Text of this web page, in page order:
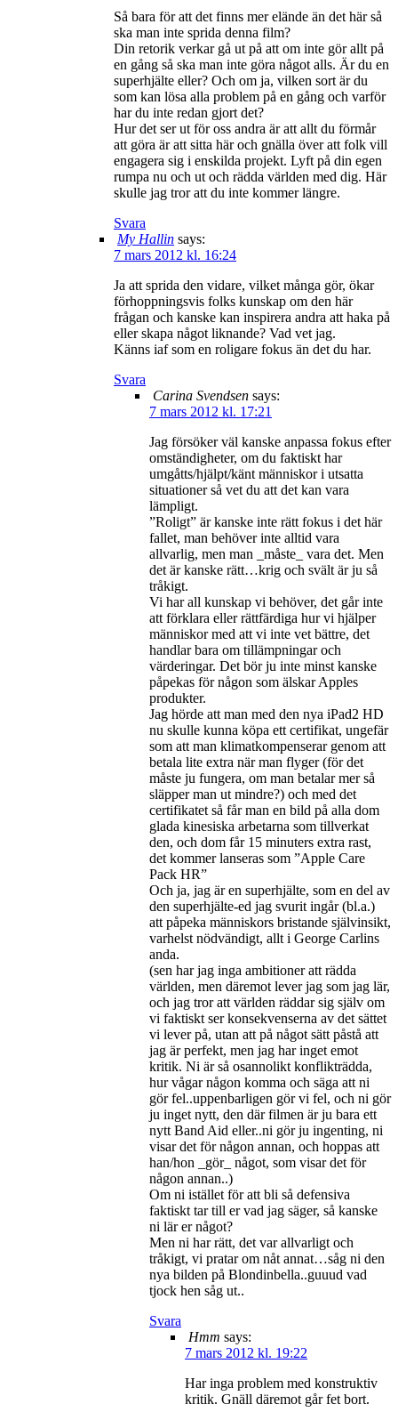
Så bara för att det finns mer elände än det här så
ska man inte sprida denna film?
Din retorik verkar gå ut på att om inte gör allt på
en gång så ska man inte göra något alls. Är du en
superhjälte eller? Och om ja, vilken sort är du
som kan lösa alla problem på en gång och varför
har du inte redan gjort det?
Hur det ser ut för oss andra är att allt du förmår
att göra är att sitta här och gnälla över att folk vill
engagera sig i enskilda projekt. Lyft på din egen
rumpa nu och ut och rädda världen med dig. Här
skulle jag tror att du inte kommer längre.
Svara
My Hallin says:
7 mars 2012 kl. 16:24
Ja att sprida den vidare, vilket många gör, ökar
förhoppningsvis folks kunskap om den här
frågan och kanske kan inspirera andra att haka på
eller skapa något liknande? Vad vet jag.
Känns iaf som en roligare fokus än det du har.
Svara
Carina Svendsen says:
7 mars 2012 kl. 17:21
Jag försöker väl kanske anpassa fokus efter
omständigheter, om du faktiskt har
umgåtts/hjälpt/känt människor i utsatta
situationer så vet du att det kan vara
lämpligt.
”Roligt” är kanske inte rätt fokus i det här
fallet, man behöver inte alltid vara
allvarlig, men man _måste_ vara det. Men
det är kanske rätt…krig och svält är ju så
tråkigt.
Vi har all kunskap vi behöver, det går inte
att förklara eller rättfärdiga hur vi hjälper
människor med att vi inte vet bättre, det
handlar bara om tillämpningar och
värderingar. Det bör ju inte minst kanske
påpekas för någon som älskar Apples
produkter.
Jag hörde att man med den nya iPad2 HD
nu skulle kunna köpa ett certifikat, ungefär
som att man klimatkompenserar genom att
betala lite extra när man flyger (för det
måste ju fungera, om man betalar mer så
släpper man ut mindre?) och med det
certifikatet så får man en bild på alla dom
glada kinesiska arbetarna som tillverkat
den, och dom får 15 minuters extra rast,
det kommer lanseras som ”Apple Care
Pack HR”
Och ja, jag är en superhjälte, som en del av
den superhjälte-ed jag svurit ingår (bl.a.)
att påpeka människors bristande självinsikt,
varhelst nödvändigt, allt i George Carlins
anda.
(sen har jag inga ambitioner att rädda
världen, men däremot lever jag som jag lär,
och jag tror att världen räddar sig själv om
vi faktiskt ser konsekvenserna av det sättet
vi lever på, utan att på något sätt påstå att
jag är perfekt, men jag har inget emot
kritik. Ni är så osannolikt konflikträdda,
hur vågar någon komma och säga att ni
gör fel..uppenbarligen gör vi fel, och ni gör
ju inget nytt, den där filmen är ju bara ett
nytt Band Aid eller..ni gör ju ingenting, ni
visar det för någon annan, och hoppas att
han/hon _gör_ något, som visar det för
någon annan..)
Om ni istället för att bli så defensiva
faktiskt tar till er vad jag säger, så kanske
ni lär er något?
Men ni har rätt, det var allvarligt och
tråkigt, vi pratar om nåt annat…såg ni den
nya bilden på Blondinbella..guuud vad
tjock hen såg ut..
Svara
Hmm says:
7 mars 2012 kl. 19:22
Har inga problem med konstruktiv
kritik. Gnäll däremot går fet bort.